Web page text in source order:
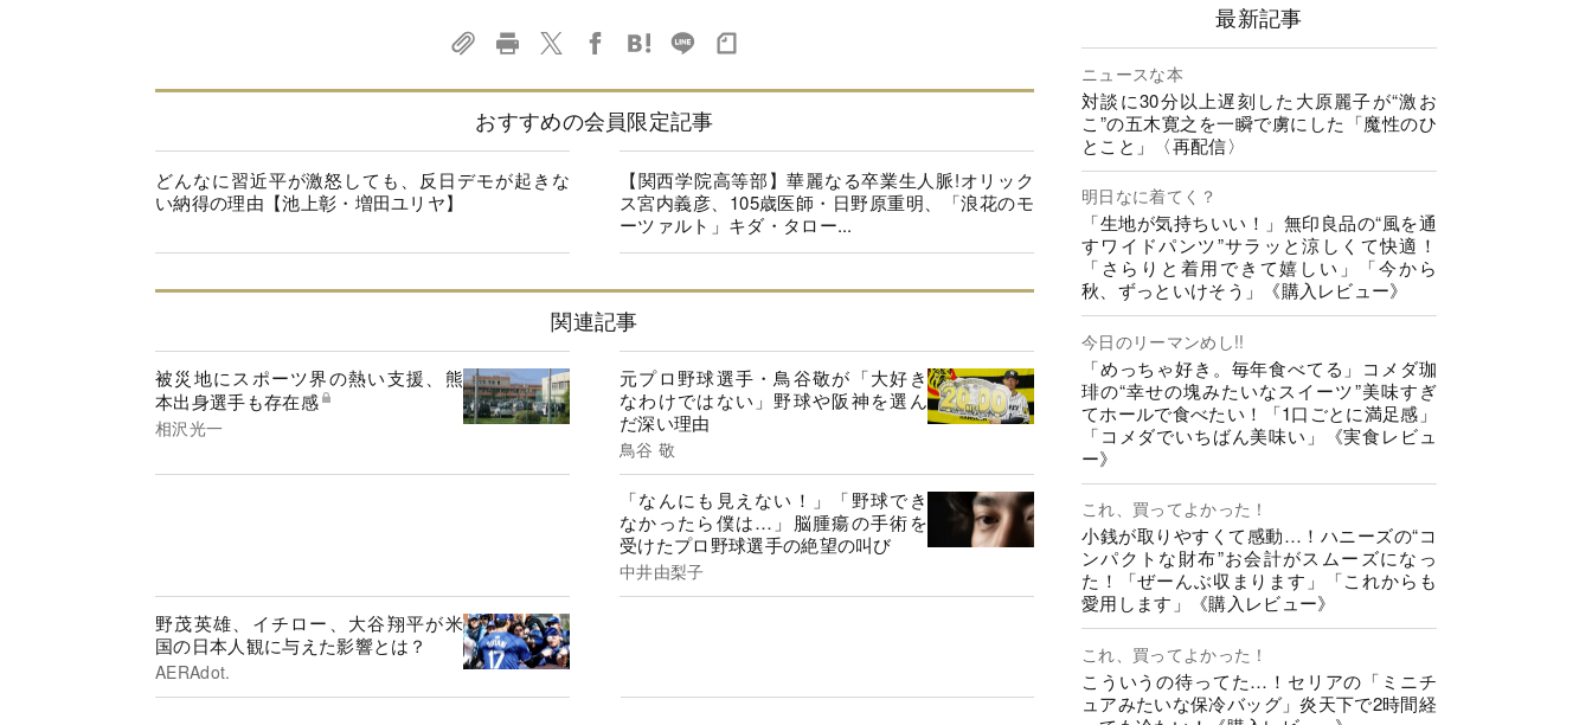
おすすめの会員限定記事
どんなに習近平が激怒しても、反日デモが起きな
い納得の理由【池上彰・増田ユリヤ】
【関西学院高等部】華麗なる卒業生人脈!オリック
ス宮内義彦、105歳医師・日野原重明、「浪花のモ
ーツァルト」キダ・タロー...
関連記事
被災地にスポーツ界の熱い支援、熊
本出身選手も存在感
相沢光一
元プロ野球選手・鳥谷敬が「大好き
なわけではない」野球や阪神を選ん
だ深い理由
鳥谷 敬
「なんにも見えない！」「野球でき
なかったら僕は…」脳腫瘍の手術を
受けたプロ野球選手の絶望の叫び
中井由梨子
野茂英雄、イチロー、大谷翔平が米
国の日本人観に与えた影響とは？
AERAdot.
最新記事
ニュースな本
対談に30分以上遅刻した大原麗子が“激お
こ”の五木寛之を一瞬で虜にした「魔性のひ
とこと」〈再配信〉
明日なに着てく？
「生地が気持ちいい！」無印良品の“風を通
すワイドパンツ”サラッと涼しくて快適！
「さらりと着用できて嬉しい」「今から
秋、ずっといけそう」《購入レビュー》
今日のリーマンめし!!
「めっちゃ好き。毎年食べてる」コメダ珈
琲の“幸せの塊みたいなスイーツ”美味すぎ
てホールで食べたい！「1口ごとに満足感」
「コメダでいちばん美味い」《実食レビュ
ー》
これ、買ってよかった！
小銭が取りやすくて感動…！ハニーズの“コ
ンパクトな財布”お会計がスムーズになっ
た！「ぜーんぶ収まります」「これからも
愛用します」《購入レビュー》
これ、買ってよかった！
こういうの待ってた…！セリアの「ミニチ
ュアみたいな保冷バッグ」炎天下で2時間経